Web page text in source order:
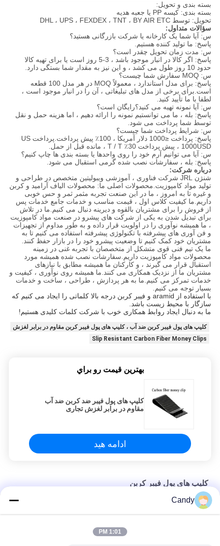
بسته بندی و تحویل:
بسته بندی: کیسه PP یا جعبه هدیه
تحویل: توسط DHL ، UPS ، FEXDEX ، TNT ، BY AIR ETC
سؤالات متداول:
س: آیا شما یک کارخانه یا شرکت بازرگانی هستید؟
پاسخ: ما تولید کننده هستیم.
س: مدت زمان تحویل چقدر است؟
پاسخ: اگر کالا در انبار موجود باشد ، 3-5 روز است یا برای تهیه کالا
حدود 10 روز طول می کشد ، و این نیز به مقدار شما بستگی دارد.
س: MOQ سفارش شما چیست؟
پاسخ: برای مدل استاندارد ، معمولاً MOQ در هر مدل 100 قطعه
است.برای برخی از مدل های تبلیغاتی ، آن را در انبار موجود است ،
لطفا با ما تأیید کنید.
س: آیا نمونه تهیه می کنید؟رایگان است؟
پاسخ: بله ، ما می توانستیم نمونه را ارائه دهیم ، اما هزینه حمل و نقل
توسط شما پرداخت می شود.
س: شرایط پرداخت شما چیست؟
پاسخ: پرداخت ≤1000 دلار آمریکا ، 100٪ پیش پرداخت.پرداخت US
1000USD ، پیش پرداخت 30٪ T / T ، مانده قبل از حمل.
س: آیا می توانیم آرم خود را روی واحدها یا بسته بندی ها چاپ کنیم؟
پاسخ: بله ، سفارشات نصب شده گرمی استقبال می شود.
درباره شرکت:
شنژن JRL شرکت فناوری ، آموزشی ویبولیتین متخصص در طراحی و
تولید مواد کامپوزیت.محصولات اصلی ما: محصولات الیاف آرامید و کربن
و غیره تا به امروز ، ما در این صنعت تجربه مثمر ثمر و حس خوبی
داریم.ما کیفیت کلاس اول ، قیمت مناسب و خدمات جامع خدمات پس
از فروش را برای مشتریان بالقوه و دیرینه دنبال می کنیم.ما در تلاش
برای تبدیل شدن به یکی از شرکت های پیشرو در صنعت مواد کامپوزیت
، ما همیشه نوآوری را در اولویت قرار داده و به طور مداوم از تجهیزات
و فن آوری های پیشرفته با تکنولوژی پیشرفته استفاده می کنیم تا به
مشتریان خود کمک کنیم تا وضعیت پیشرو خود را در بازار حفظ کنند.
ما یک تیم فنی قوی متشکل از متخصصان با تجربه غنی در زمینه
محصولات مواد کامپوزیت داریم.سفارشات نصب شده همیشه مورد
استقبال قرار می گیرند ، و کارکنان ما همیشه مطابق با نیازهای
مشتریان ما از نزدیک همکاری می کنند.ما همیشه روی نوآوری ، کیفیت و
خدمات تمرکز می کنیم.ما به هر پردازش ، طراحی ، ساخت و خدمات
بسیار توجه می کنیم.
با استفاده از aramid و فیبر کربن درجه بالا کلماتی را ایجاد می کنیم که
سازگار با محیط زیست باشد.
ما به دنبال ایجاد روابط همکاری خوب با شرکت کلمات کلیدی هستیم!
کلیپ های پول فیبر کربن ضد آب ، کلیپ های پول فیبر کربن مقاوم در برابر لغزش
Slip Resistant Carbon Fiber Money Clips
بهترين قيمت رو براي
کلیپ های پول فیبر ضد کربن ضد آب
مقاوم در برابر لغزش تجاری
ادامه هید
کلیپ های پول فیبر کربن
کلیپ های پول فیبر کربن 70 میلی متر * 37 میلی متر
Candy
1:01 PM